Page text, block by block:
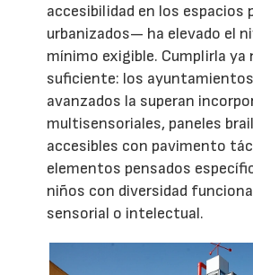
accesibilidad en los espacios
urbanizados— ha elevado el
mínimo exigible. Cumplirla ya
suficiente: los
avanzados la superan
multisensoriales, paneles
accesibles con pavimento
elementos pensados
niños con diversidad
sensorial o intelectual.